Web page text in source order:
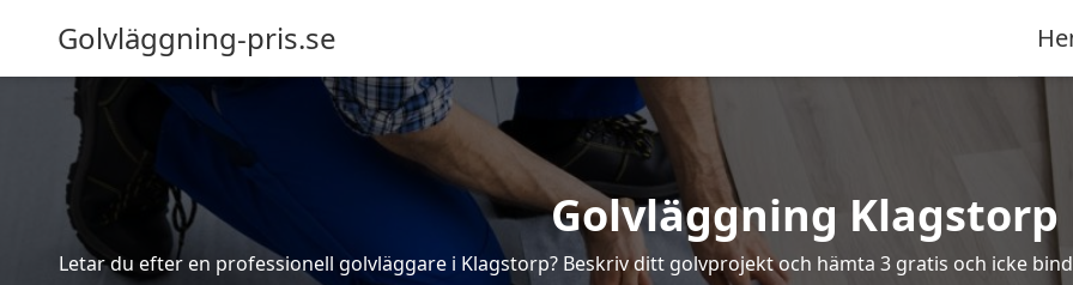
Golvläggning-pris.se
Golvläggning Klagstorp
Letar du efter en professionell golvläggare i Klagstorp? Beskriv ditt golvprojekt och hämta 3 gratis och icke